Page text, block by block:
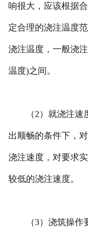
响很大，应该根据
定合理的浇注温度
浇注温度，一般浇
温度)之间。
（2）就浇注速度
出顺畅的条件下，
浇注速度，对要求
较低的浇注速度。
（3）浇筑操作要